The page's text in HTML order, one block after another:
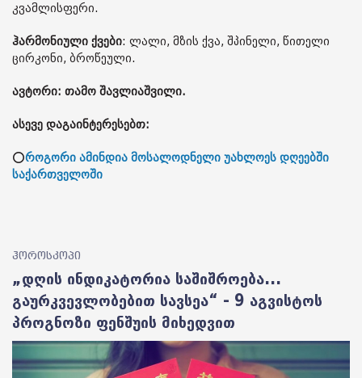
კვამლისფერი.
ჰარმონიული ქვები: ლალი, მზის ქვა, შპინელი, წითელი
ცირკონი, ბროწეული.
ავტორი: თამო შავლიაშვილი.
ასევე დაგაინტერესებთ:
⭕როგორი ამინდია მოსალოდნელი უახლოეს დღეებში
საქართველოში
ჰოროსკოპი
„დღის ინდიკატორია საშიშროება...
გაურკვევლობებით სავსეა“ - 9 აგვისტოს
პროგნოზი ფენშუის მიხედვით